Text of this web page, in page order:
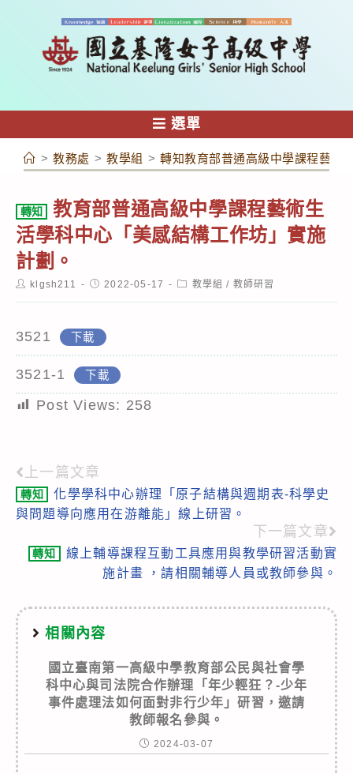
容
選單
> 教務處 > 教學組 > 轉知教育部普通高級中學課程藝術
轉知
教育部普通高級中學課程藝術生
活學科中心「美感結構工作坊」實施
計劃。
Postklgsh211
Post2022-05-17
Post教學組 / 教師研習
3521 下載
3521-1 下載
Post Views: 258
Read
more
上一篇文章
轉知
化學學科中心辦理「原子結構與週期表-科學史
與問題導向應用在游離能」線上研習。
下一篇文章
轉知
線上輔導課程互動工具應用與教學研習活動實
施計畫 ，請相關輔導人員或教師參與。
相關內容
國立臺南第一高級中學教育部公民與社會學
科中心與司法院合作辦理「年少輕狂？-少年
事件處理法如何面對非行少年」研習，邀請
教師報名參與。
2024-03-07